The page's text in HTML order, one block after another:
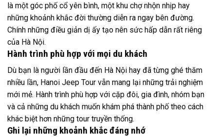
là một góc phố cổ yên bình, một khu chợ nhộn nhịp hay
những khoảnh khắc đời thường diễn ra ngay bên đường.
Chính những điều giản dị ấy tạo nên sức hấp dẫn rất riêng
của Hà Nội.
Hành trình phù hợp với mọi du khách
Dù bạn là người lần đầu đến Hà Nội hay đã từng ghé thăm
nhiều lần, Hanoi Jeep Tour vẫn mang lại những trải nghiệm
mới mẻ. Hành trình phù hợp với cặp đôi, gia đình, nhóm bạn
và cả những du khách muốn khám phá thành phố theo cách
khác biệt hơn những tour truyền thống.
Ghi lại những khoảnh khắc đáng nhớ